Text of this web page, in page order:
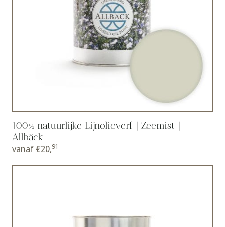
100% natuurlijke Lijnolieverf | Zeemist |
Allbäck
vanaf €20,91